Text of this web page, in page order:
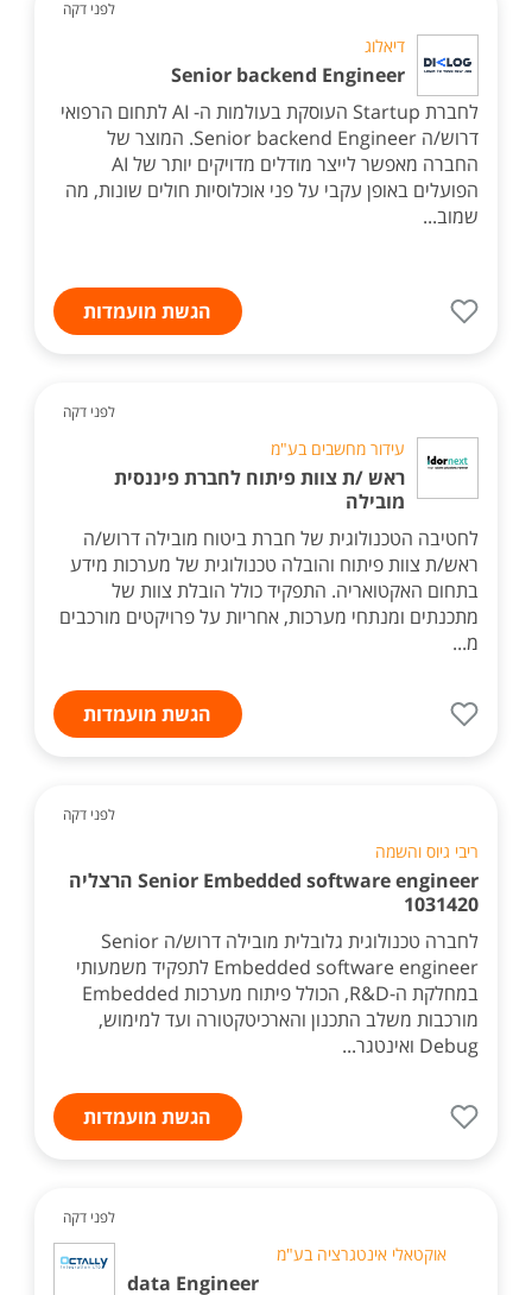
לפני דקה
דיאלוג
Senior backend Engineer
לחברת Startup העוסקת בעולמות ה- AI לתחום הרפואי
דרוש/ה Senior backend Engineer. המוצר של
החברה מאפשר לייצר מודלים מדויקים יותר של AI
הפועלים באופן עקבי על פני אוכלוסיות חולים שונות, מה
שמוב...
הגשת מועמדות
לפני דקה
עידור מחשבים בע"מ
ראש /ת צוות פיתוח לחברת פיננסית
מובילה
לחטיבה הטכנולוגית של חברת ביטוח מובילה דרוש/ה
ראש/ת צוות פיתוח והובלה טכנולוגית של מערכות מידע
בתחום האקטואריה. התפקיד כולל הובלת צוות של
מתכנתים ומנתחי מערכות, אחריות על פרויקטים מורכבים
מ...
הגשת מועמדות
לפני דקה
ריבי גיוס והשמה
Senior Embedded software engineer הרצליה
1031420
לחברה טכנולוגית גלובלית מובילה דרוש/ה Senior
Embedded software engineer לתפקיד משמעותי
במחלקת ה-R&D, הכולל פיתוח מערכות Embedded
מורכבות משלב התכנון והארכיטקטורה ועד למימוש,
Debug ואינטגר...
הגשת מועמדות
לפני דקה
אוקטאלי אינטגרציה בע"מ
data Engineer